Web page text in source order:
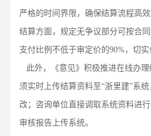
严格的时间界限，确保结算流程高
结算方面，规定无争议部分可按合
支付比例不低于审定价的90%，切实
此外，《意见》积极推进在线办
须实时上传结算资料至“浙里建”系
改；咨询单位直接调取系统资料进
审核报告上传系统。